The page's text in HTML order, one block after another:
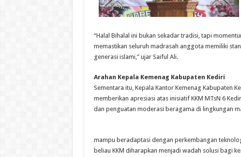
“Halal Bihalal ini bukan sekadar tradisi, tapi
memastikan seluruh madrasah anggota memiliki
generasi islami,” ujar Saiful Ali.
​Arahan Kepala Kemenag Kabupaten Kediri
​Sementara itu, Kepala Kantor Kemenag Kabupaten
memberikan apresiasi atas inisiatif KKM MTsN 6
dan penguatan moderasi beragama di lingkungan
mampu beradaptasi dengan perkembangan
beliau KKM diharapkan menjadi wadah solusi bagi